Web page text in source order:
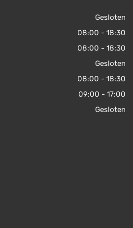
Gesloten
08:00 - 18:30
08:00 - 18:30
Gesloten
08:00 - 18:30
09:00 - 17:00
Gesloten